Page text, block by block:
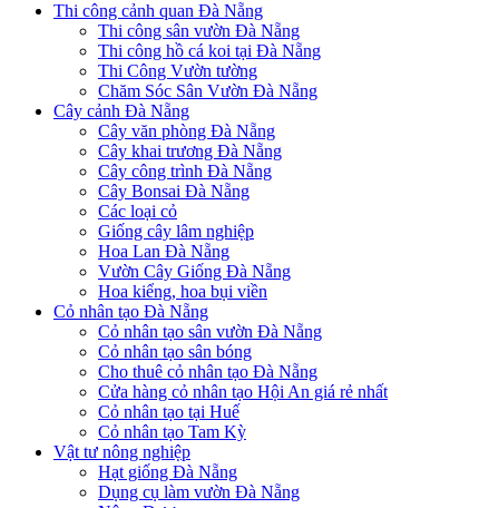
Thi công cảnh quan Đà Nẵng
Thi công sân vườn Đà Nẵng
Thi công hồ cá koi tại Đà Nẵng
Thi Công Vườn tường
Chăm Sóc Sân Vườn Đà Nẵng
Cây cảnh Đà Nẵng
Cây văn phòng Đà Nẵng
Cây khai trương Đà Nẵng
Cây công trình Đà Nẵng
Cây Bonsai Đà Nẵng
Các loại cỏ
Giống cây lâm nghiệp
Hoa Lan Đà Nẵng
Vườn Cây Giống Đà Nẵng
Hoa kiểng, hoa bụi viền
Cỏ nhân tạo Đà Nẵng
Cỏ nhân tạo sân vườn Đà Nẵng
Cỏ nhân tạo sân bóng
Cho thuê cỏ nhân tạo Đà Nẵng
Cửa hàng cỏ nhân tạo Hội An giá rẻ nhất
Cỏ nhân tạo tại Huế
Cỏ nhân tạo Tam Kỳ
Vật tư nông nghiệp
Hạt giống Đà Nẵng
Dụng cụ làm vườn Đà Nẵng